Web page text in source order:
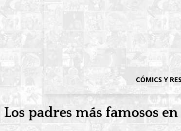
CÓMICS Y
Los padres más famosos